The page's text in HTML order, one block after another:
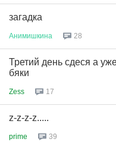
загадка
Анимишкина 28
Третий день сдеся а
бяки
Zess 17
z-z-z-z.....
prime 39